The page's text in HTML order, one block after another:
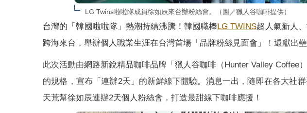
LG Twins啦啦隊成員徐如辰來台辦粉絲會。（圖／獵人谷咖啡提供）
台灣的「韓國啦啦隊」熱潮持續沸騰！韓國職棒LG TWINS超人氣新人
跨海來台，舉辦個人職業生涯在台灣首場「品牌粉絲見面會」！還獻出壘
此次活動由網路新銳精品咖啡品牌「獵人谷咖啡（Hunter Valley Coffee
的規格，宣布「連辦2天」的新鮮線下體驗。消息一出，隨即在各大社
天荒幫徐如辰連辦2天個人粉絲會，打造最甜線下咖啡應援！